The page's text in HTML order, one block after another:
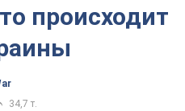
происходит
34,7 т.